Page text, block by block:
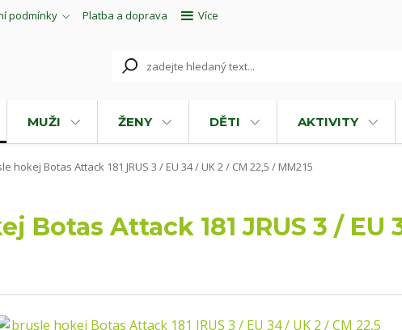
podmínky Platba a doprava Více
MUŽI ŽENY DĚTI AKTIVITY
hokej Botas Attack 181 JRUS 3 / EU 34 / UK 2 / CM 22,5 / MM215
Botas Attack 181 JRUS 3 / EU